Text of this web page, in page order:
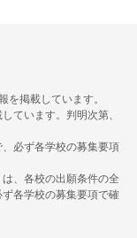
を掲載しています。
ています。判明次第、
必ず各学校の募集要項
、各校の出願条件の全
各学校の募集要項で確